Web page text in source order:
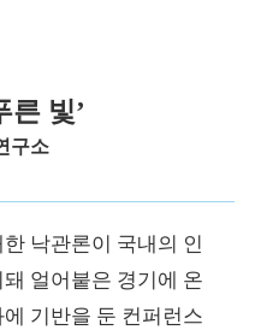
른 빛’
구소
낙관론이 국내의 인
얼어붙은 경기에 온
기반을 둔 컨퍼런스